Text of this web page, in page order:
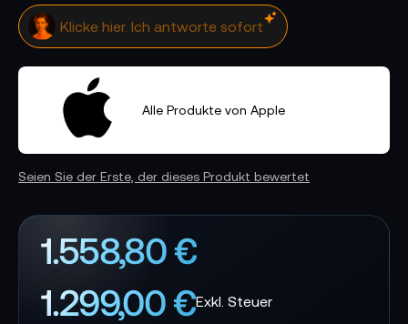
Klicke hier. Ich antworte sofort
Alle Produkte von Apple
Seien Sie der Erste, der dieses Produkt bewertet
1.558,80 €
1.299,00 €